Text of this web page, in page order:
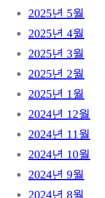
2025년 5월
2025년 4월
2025년 3월
2025년 2월
2025년 1월
2024년 12월
2024년 11월
2024년 10월
2024년 9월
2024년 8월